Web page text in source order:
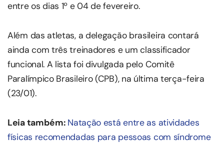
entre os dias 1º e 04 de fevereiro.
Além das atletas, a delegação brasileira contará
ainda com três treinadores e um classificador
funcional. A lista foi divulgada pelo Comitê
Paralímpico Brasileiro (CPB), na última terça-feira
(23/01).
Leia também: Natação está entre as atividades
físicas recomendadas para pessoas com síndrome